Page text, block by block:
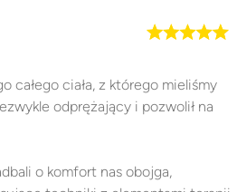
całego ciała, z którego mieliśmy
odprężający i pozwolił na
o komfort nas obojga,